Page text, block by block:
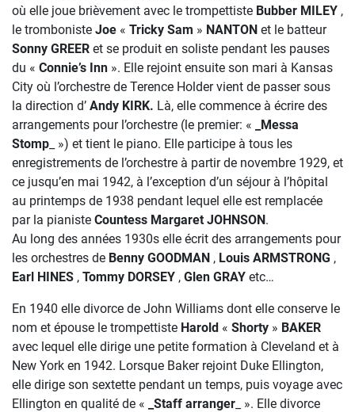
où elle joue brièvement avec le trompettiste Bubber MILEY ,
le tromboniste Joe « Tricky Sam » NANTON et le batteur
Sonny GREER et se produit en soliste pendant les pauses
du « Connie’s Inn ». Elle rejoint ensuite son mari à Kansas
City où l’orchestre de Terence Holder vient de passer sous
la direction d’ Andy KIRK. Là, elle commence à écrire des
arrangements pour l’orchestre (le premier: «
_Messa
Stomp _ ») et tient le piano. Elle participe à tous les
enregistrements de l’orchestre à partir de novembre 1929, et
ce jusqu’en mai 1942, à l’exception d’un séjour à l’hôpital
au printemps de 1938 pendant lequel elle est remplacée
par la pianiste Countess Margaret JOHNSON.
Au long des années 1930s elle écrit des arrangements pour
les orchestres de Benny GOODMAN , Louis ARMSTRONG ,
Earl HINES , Tommy DORSEY , Glen GRAY etc…
En 1940 elle divorce de John Williams dont elle conserve le
nom et épouse le trompettiste Harold « Shorty » BAKER
avec lequel elle dirige une petite formation à Cleveland et à
New York en 1942. Lorsque Baker rejoint Duke Ellington,
elle dirige son sextette pendant un temps, puis voyage avec
Ellington en qualité de «
_Staff arranger _ ». Elle divorce